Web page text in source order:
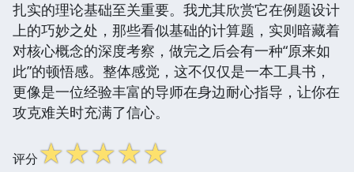
扎实的理论基础至关重要。我尤其欣赏它在例题设计
上的巧妙之处，那些看似基础的计算题，实则暗藏着
对核心概念的深度考察，做完之后会有一种“原来如
此”的顿悟感。整体感觉，这不仅仅是一本工具书，
更像是一位经验丰富的导师在身边耐心指导，让你在
攻克难关时充满了信心。
评分☆☆☆☆☆